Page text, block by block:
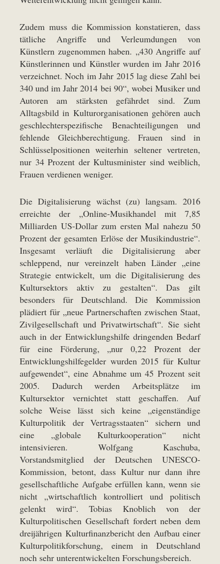
Zudem muss die Kommission konstatieren, dass
tätliche Angriffe und Verleumdungen von
Künstlern zugenommen haben. „430 Angriffe auf
Künstlerinnen und Künstler wurden im Jahr 2016
verzeichnet. Noch im Jahr 2015 lag diese Zahl bei
340 und im Jahr 2014 bei 90“, wobei Musiker und
Autoren am stärksten gefährdet sind. Zum
Alltagsbild in Kulturorganisationen gehören auch
geschlechterspezifische Benachteiligungen und
fehlende Gleichberechtigung. Frauen sind in
Schlüsselpositionen weiterhin seltener vertreten,
nur 34 Prozent der Kultusminister sind weiblich,
Frauen verdienen weniger.
Die Digitalisierung wächst (zu) langsam. 2016
erreichte der „Online-Musikhandel mit 7,85
Milliarden US-Dollar zum ersten Mal nahezu 50
Prozent der gesamten Erlöse der Musikindustrie“.
Insgesamt verläuft die Digitalisierung aber
schleppend, nur vereinzelt haben Länder „eine
Strategie entwickelt, um die Digitalisierung des
Kultursektors aktiv zu gestalten“. Das gilt
besonders für Deutschland. Die Kommission
plädiert für „neue Partnerschaften zwischen Staat,
Zivilgesellschaft und Privatwirtschaft“. Sie sieht
auch in der Entwicklungshilfe dringenden Bedarf
für eine Förderung, „nur 0,22 Prozent der
Entwicklungshilfegelder wurden 2015 für Kultur
aufgewendet“, eine Abnahme um 45 Prozent seit
2005. Dadurch werden Arbeitsplätze im
Kultursektor vernichtet statt geschaffen. Auf
solche Weise lässt sich keine „eigenständige
Kulturpolitik der Vertragsstaaten“ sichern und
eine „globale Kulturkooperation“ nicht
intensivieren. Wolfgang Kaschuba,
Vorstandsmitglied der Deutschen UNESCO-
Kommission, betont, dass Kultur nur dann ihre
gesellschaftliche Aufgabe erfüllen kann, wenn sie
nicht „wirtschaftlich kontrolliert und politisch
gelenkt wird“. Tobias Knoblich von der
Kulturpolitischen Gesellschaft fordert neben dem
dreijährigen Kulturfinanzbericht den Aufbau einer
Kulturpolitikforschung, einem in Deutschland
noch sehr unterentwickelten Forschungsbereich.